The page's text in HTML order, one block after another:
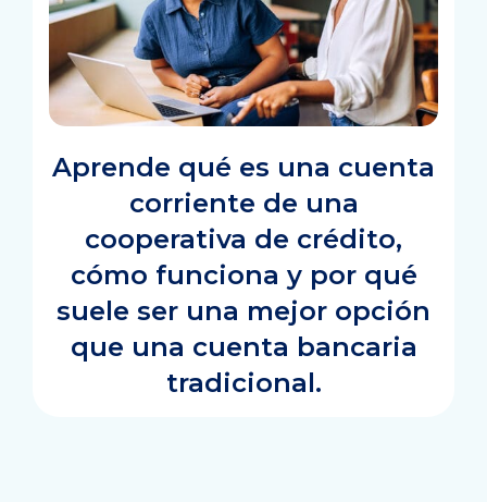
Aprende qué es una cuenta
corriente de una
cooperativa de crédito,
cómo funciona y por qué
suele ser una mejor opción
que una cuenta bancaria
tradicional.